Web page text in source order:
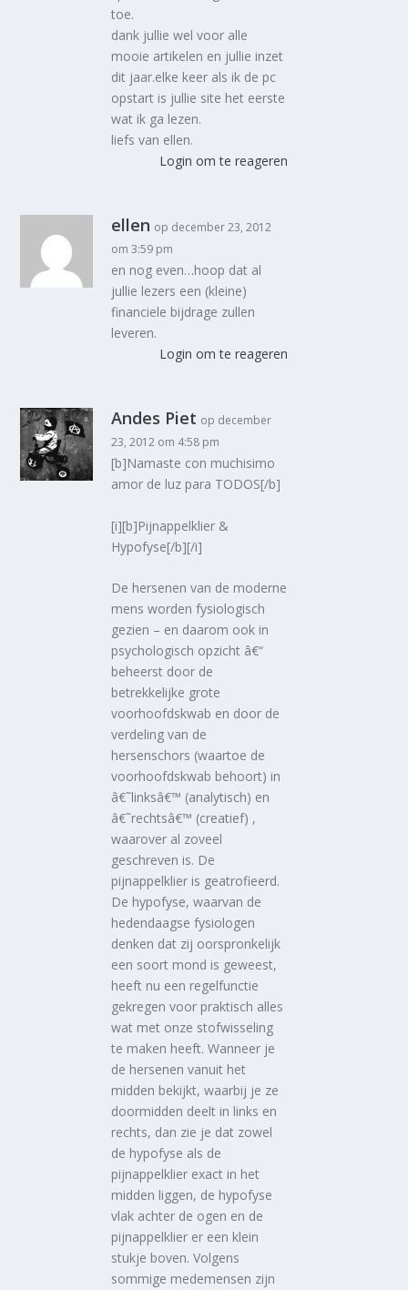
toe.
dank jullie wel voor alle
mooie artikelen en jullie inzet
dit jaar.elke keer als ik de pc
opstart is jullie site het eerste
wat ik ga lezen.
liefs van ellen.
Login om te reageren
ellen op december 23, 2012
om 3:59 pm
en nog even…hoop dat al
jullie lezers een (kleine)
financiele bijdrage zullen
leveren.
Login om te reageren
Andes Piet op december
23, 2012 om 4:58 pm
[b]Namaste con muchisimo
amor de luz para TODOS[/b]
[i][b]Pijnappelklier &
Hypofyse[/b][/i]
De hersenen van de moderne
mens worden fysiologisch
gezien – en daarom ook in
psychologisch opzicht â€“
beheerst door de
betrekkelijke grote
voorhoofdskwab en door de
verdeling van de
hersenschors (waartoe de
voorhoofdskwab behoort) in
â€˜linksâ€™ (analytisch) en
â€˜rechtsâ€™ (creatief) ,
waarover al zoveel
geschreven is. De
pijnappelklier is geatrofieerd.
De hypofyse, waarvan de
hedendaagse fysiologen
denken dat zij oorspronkelijk
een soort mond is geweest,
heeft nu een regelfunctie
gekregen voor praktisch alles
wat met onze stofwisseling
te maken heeft. Wanneer je
de hersenen vanuit het
midden bekijkt, waarbij je ze
doormidden deelt in links en
rechts, dan zie je dat zowel
de hypofyse als de
pijnappelklier exact in het
midden liggen, de hypofyse
vlak achter de ogen en de
pijnappelklier er een klein
stukje boven. Volgens
sommige medemensen zijn